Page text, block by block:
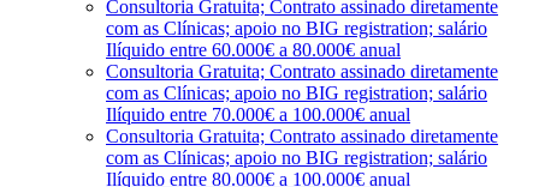
Consultoria Gratuita; Contrato assinado diretamente
com as Clínicas; apoio no BIG registration; salário
Ilíquido entre 60.000€ a 80.000€ anual
Consultoria Gratuita; Contrato assinado diretamente
com as Clínicas; apoio no BIG registration; salário
Ilíquido entre 70.000€ a 100.000€ anual
Consultoria Gratuita; Contrato assinado diretamente
com as Clínicas; apoio no BIG registration; salário
Ilíquido entre 80.000€ a 100.000€ anual